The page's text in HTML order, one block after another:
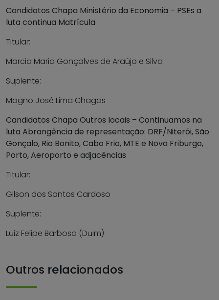
Candidatos Chapa Ministério da Economia – PSEs a
luta continua Matrícula
Titular:
Marcia Maria Gonçalves de Araújo e Silva
Suplente:
Magno José Lima Chagas
Candidatos Chapa Outros locais – Continuamos na
luta Abrangência de representação: DRF/Niterói, São
Gonçalo, Rio Bonito, Cabo Frio, MTE e Nova Friburgo,
Porto, Aeroporto e adjacências
Titular:
Gilson dos Santos Cardoso
Suplente:
Luiz Felipe Barbosa (Duim)
Outros relacionados